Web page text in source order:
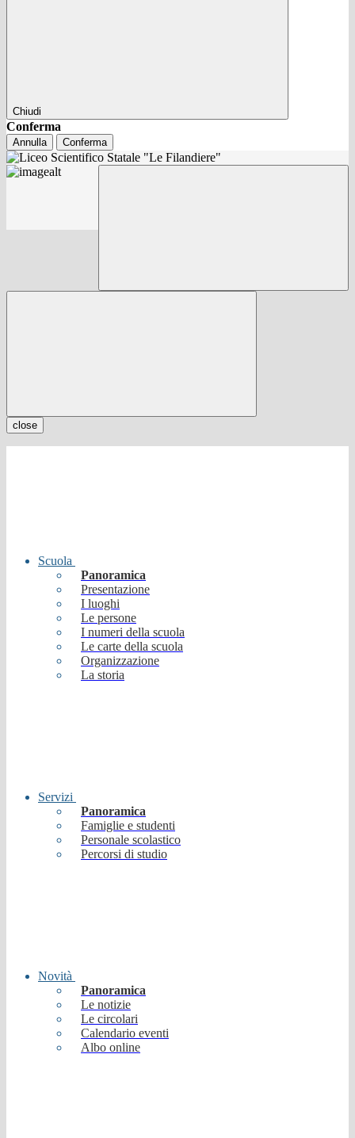
Chiudi
Conferma
Annulla Conferma
close
Scuola
Panoramica
Presentazione
I luoghi
Le persone
I numeri della scuola
Le carte della scuola
Organizzazione
La storia
Servizi
Panoramica
Famiglie e studenti
Personale scolastico
Percorsi di studio
Novità
Panoramica
Le notizie
Le circolari
Calendario eventi
Albo online